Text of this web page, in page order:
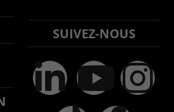
SUIVEZ-NOUS